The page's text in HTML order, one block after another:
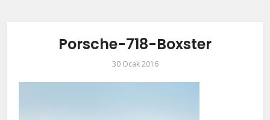
Porsche-718-Boxster
30 Ocak 2016